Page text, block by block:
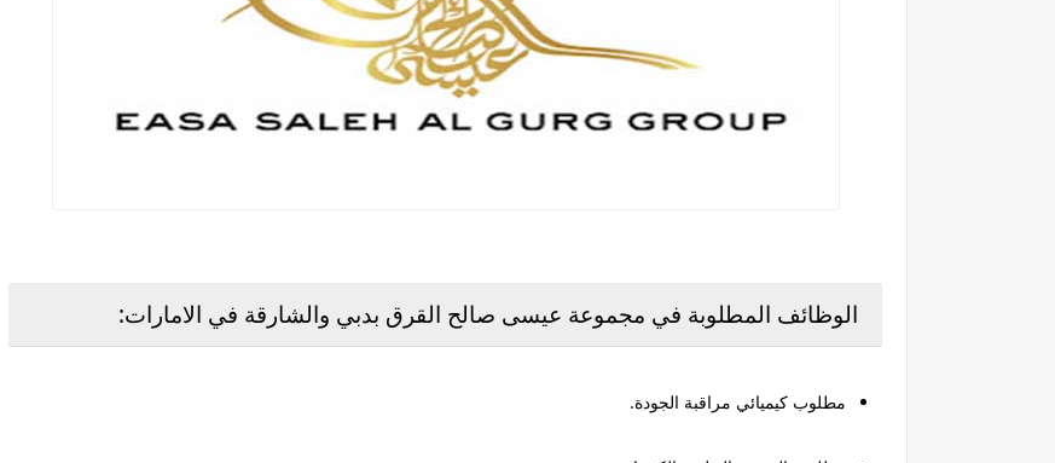
الوظائف المطلوبة في مجموعة عيسى صالح القرق بدبي والشارقة في الامارات:
مطلوب كيميائي مراقبة الجودة.